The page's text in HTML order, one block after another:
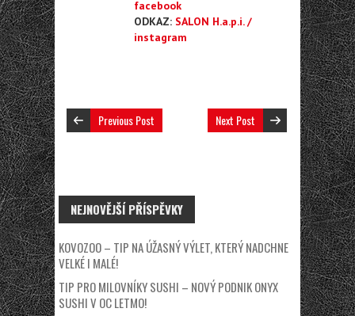
facebook
ODKAZ: SALON H.a.p.i. /
instagram
Previous Post Next Post
NEJNOVĚJŠÍ PŘÍSPĚVKY
KOVOZOO – TIP NA ÚŽASNÝ VÝLET, KTERÝ NADCHNE
VELKÉ I MALÉ!
TIP PRO MILOVNÍKY SUSHI – NOVÝ PODNIK ONYX
SUSHI V OC LETMO!